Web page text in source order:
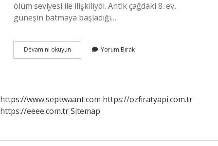
ölüm seviyesi ile ilişkiliydi. Antik çağdaki 8. ev,
güneşin batmaya başladığı…
Devamını okuyun
Ev
Yorum Bırak
https://www.septwaant.com https://ozfiratyapi.com.tr
https://eeee.com.trSitemap